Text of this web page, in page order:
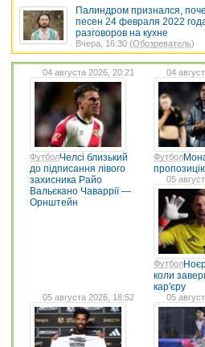
Палиндром признался,
песен 24 февраля 2022
разговоров на кухне
Вчера, 16:30 (Обозреватель)
04 августа 2026, 20:21
ФутболЧелсі близький
до підписання лівого
захисника Райо
Вальєкано Чаваррії —
Орнштейн
04
Футбол
05
Футбол
коли
кар'єру
05 августа 2026, 18:52 05